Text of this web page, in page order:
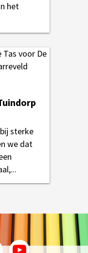
het
sterke
we dat